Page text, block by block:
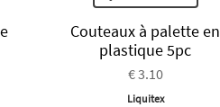
Couteaux à palette en
plastique 5pc
€ 3.10
Liquitex